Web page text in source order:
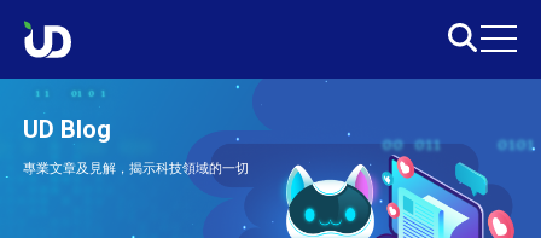
UD Blog
專業文章及見解，揭示科技領域的一切